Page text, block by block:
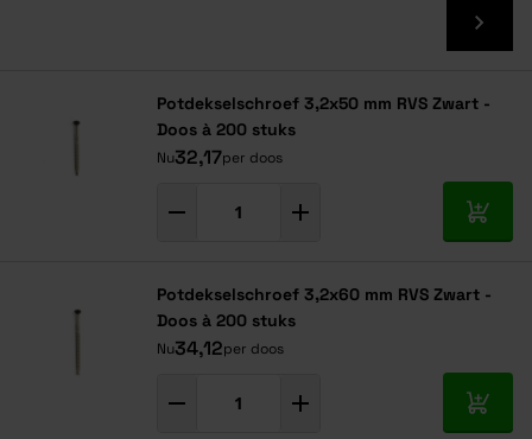
Potdekselschroef 3,2x50 mm RVS Zwart -
Doos à 200 stuks
Nu32,17per doos
In
Potdekselschroef 3,2x60 mm RVS Zwart -
Doos à 200 stuks
Nu34,12per doos
In